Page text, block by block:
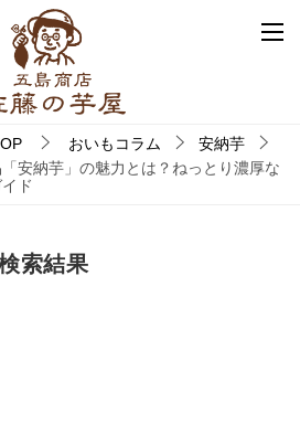
おいもコラム
安納芋
安納芋」の魅力とは？ねっとり濃厚な
ド
索結果